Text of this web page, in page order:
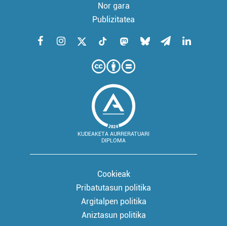
Nor gara
Publizitatea
KUDEAKETA AURRERATUARI
DIPLOMA
Cookieak
Pribatutasun politika
Argitalpen politika
Aniztasun politika